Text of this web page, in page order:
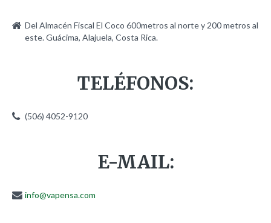
Contacto
Del Almacén Fiscal El Coco 600metros al norte y 200 metros al
este. Guácima, Alajuela, Costa Rica.
TELÉFONOS:
(506) 4052-9120
E-MAIL:
info@vapensa.com